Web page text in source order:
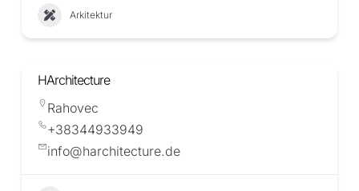
Arkitektur
HArchitecture
Rahovec
+38344933949
info@harchitecture.de